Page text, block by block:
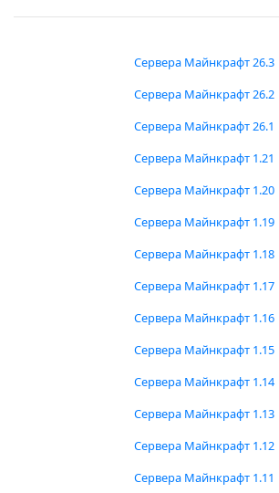
Сервера Майнкрафт 26.3
Сервера Майнкрафт 26.2
Сервера Майнкрафт 26.1
Сервера Майнкрафт 1.21
Сервера Майнкрафт 1.20
Сервера Майнкрафт 1.19
Сервера Майнкрафт 1.18
Сервера Майнкрафт 1.17
Сервера Майнкрафт 1.16
Сервера Майнкрафт 1.15
Сервера Майнкрафт 1.14
Сервера Майнкрафт 1.13
Сервера Майнкрафт 1.12
Сервера Майнкрафт 1.11